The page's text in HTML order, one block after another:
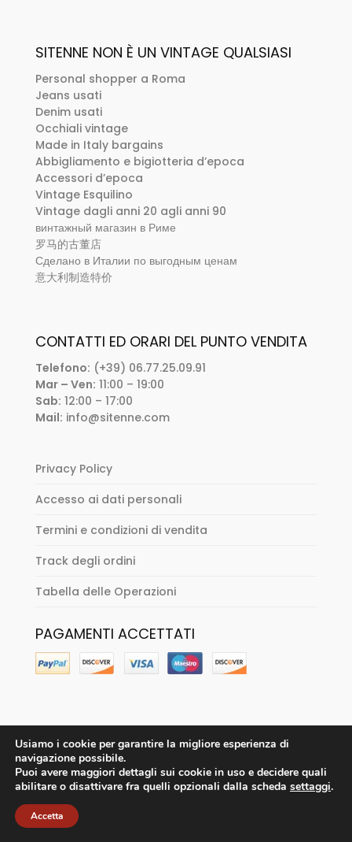
SITENNE NON È UN VINTAGE QUALSIASI
Personal shopper a Roma
Jeans usati
Denim usati
Occhiali vintage
Made in Italy bargains
Abbigliamento e bigiotteria d’epoca
Accessori d’epoca
Vintage Esquilino
Vintage dagli anni 20 agli anni 90
винтажный магазин в Риме
罗马的古董店
Сделано в Италии по выгодным ценам
意大利制造特价
CONTATTI ED ORARI DEL PUNTO VENDITA
Telefono: (+39) 06.77.25.09.91
Mar – Ven: 11:00 – 19:00
Sab: 12:00 – 17:00
Mail: info@sitenne.com
Privacy Policy
Accesso ai dati personali
Termini e condizioni di vendita
Track degli ordini
Tabella delle Operazioni
PAGAMENTI ACCETTATI
Sitenne Vintage Store - solo su appuntamento
Usiamo i cookie per garantire la migliore esperienza di
navigazione possibile.
Puoi avere maggiori dettagli sui cookie in uso e decidere quali
abilitare o disattivare fra quelli opzionali dalla scheda settaggi.
Accetta